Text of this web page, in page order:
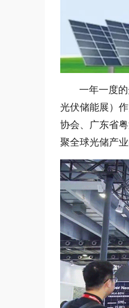
一年一度
光伏储能展）
协会、广东省
聚全球光储产